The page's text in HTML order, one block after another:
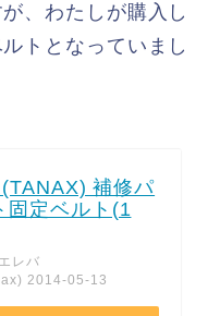
、わたしが購入し
トとなっていまし
補修パ
固定ベルト(1
レバ
2014-05-13